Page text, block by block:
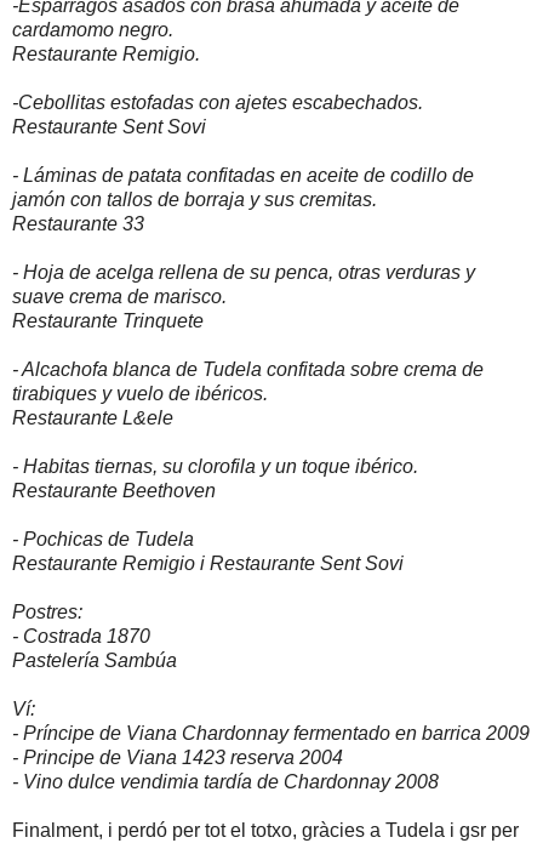
-Espárragos asados con brasa ahumada y aceite de
cardamomo negro.
Restaurante Remigio.
-Cebollitas estofadas con ajetes escabechados.
Restaurante Sent Sovi
- Láminas de patata confitadas en aceite de codillo de
jamón con tallos de borraja y sus cremitas.
Restaurante 33
- Hoja de acelga rellena de su penca, otras verduras y
suave crema de marisco.
Restaurante Trinquete
- Alcachofa blanca de Tudela confitada sobre crema de
tirabiques y vuelo de ibéricos.
Restaurante L&ele
- Habitas tiernas, su clorofila y un toque ibérico.
Restaurante Beethoven
- Pochicas de Tudela
Restaurante Remigio i Restaurante Sent Sovi
Postres:
- Costrada 1870
Pastelería Sambúa
Ví:
- Príncipe de Viana Chardonnay fermentado en barrica 2009
- Principe de Viana 1423 reserva 2004
- Vino dulce vendimia tardía de Chardonnay 2008
Finalment, i perdó per tot el totxo, gràcies a Tudela i gsr per